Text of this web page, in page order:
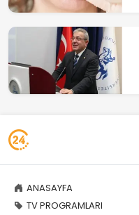
ANASAYFA
TV PROGRAMLARI